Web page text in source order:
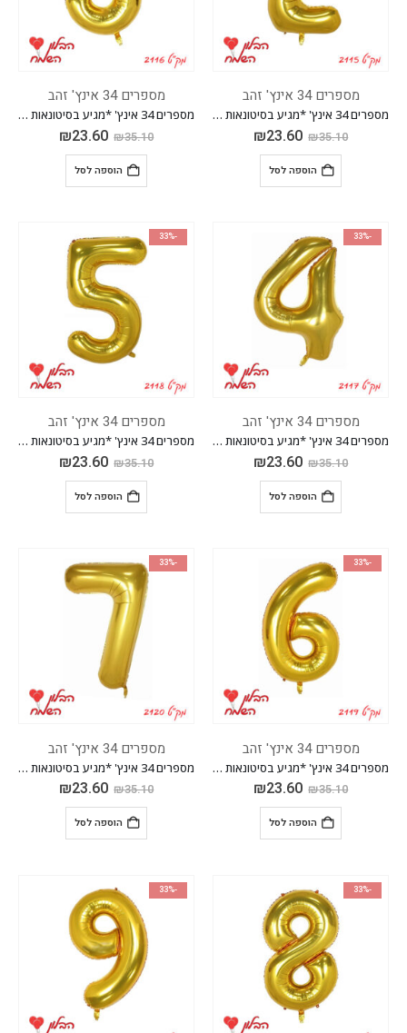
מספרים 34 אינץ' זהב
מספרים 34 אינץ' *מגיע בסיטונאות חבילה של 5 יח'*
₪35.10
₪23.60
הוספה לסל
מספרים 34 אינץ' זהב
מספרים 34 אינץ' *מגיע בסיטונאות חבילה של 5 יח'*
₪35.10
₪23.60
הוספה לסל
-33%
מספרים 34 אינץ' זהב
מספרים 34 אינץ' *מגיע בסיטונאות חבילה של 5 יח'*
₪35.10
₪23.60
הוספה לסל
-33%
מספרים 34 אינץ' זהב
מספרים 34 אינץ' *מגיע בסיטונאות חבילה של 5 יח'*
₪35.10
₪23.60
הוספה לסל
-33%
מספרים 34 אינץ' זהב
מספרים 34 אינץ' *מגיע בסיטונאות חבילה של 5 יח'*
₪35.10
₪23.60
הוספה לסל
-33%
מספרים 34 אינץ' זהב
מספרים 34 אינץ' *מגיע בסיטונאות חבילה של 5 יח'*
₪35.10
₪23.60
הוספה לסל
-33%
-33%